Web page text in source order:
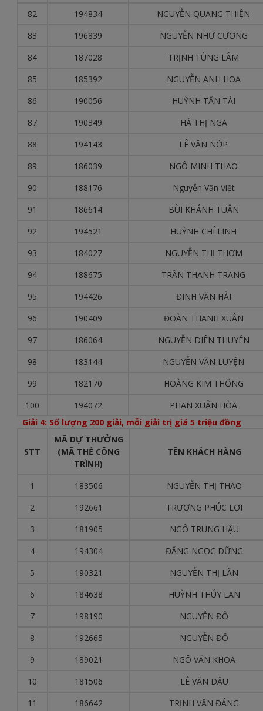
82
194834
NGUYỄN QUANG THIỆN
83
196839
NGUYỄN NHƯ CƯƠNG
84
187028
TRỊNH TÙNG LÂM
85
185392
NGUYỄN ANH HOA
86
190056
HUỲNH TẤN TÀI
87
190349
HÀ THỊ NGA
88
194143
LÊ VĂN NỚP
89
186039
NGÔ MINH THAO
90
188176
Nguyễn Văn Việt
91
186614
BÙI KHÁNH TUÂN
92
194521
HUỲNH CHÍ LINH
93
184027
NGUYỄN THỊ THƠM
94
188675
TRẦN THANH TRANG
95
194426
ĐINH VĂN HẢI
96
190409
ĐOÀN THANH XUÂN
97
186064
NGUYỄN DIÊN THUYÊN
98
183144
NGUYỄN VĂN LUYỆN
99
182170
HOÀNG KIM THỐNG
100
194072
PHAN XUÂN HÒA
Giải 4: Số lượng 200 giải, mỗi giải trị giá 5 triệu đồng
STT
MÃ DỰ THƯỞNG
(MÃ THẺ CÔNG
TRÌNH)
TÊN KHÁCH HÀNG
1 183506
NGUYỄN THỊ THAO
2
192661
TRƯƠNG PHÚC LỢI
3
181905
NGÔ TRUNG HẬU
4
194304
ĐẶNG NGỌC DỮNG
5
190321
NGUYỄN THỊ LÂN
6
184638
HUỲNH THÚY LAN
7
198190
NGUYỄN ĐÔ
8
192665
NGUYỄN ĐÔ
9
189021
NGÔ VĂN KHOA
10
181506
LÊ VĂN DẬU
11
186642 TRỊNH VĂN ĐÁNG